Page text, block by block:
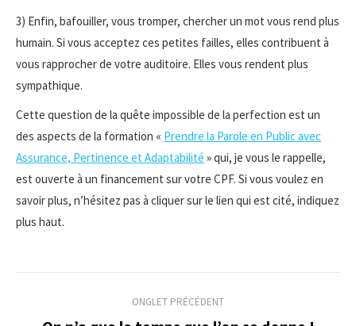
3) Enfin, bafouiller, vous tromper, chercher un mot vous rend plus
humain. Si vous acceptez ces petites failles, elles contribuent à
vous rapprocher de votre auditoire. Elles vous rendent plus
sympathique.
Cette question de la quête impossible de la perfection est un
des aspects de la formation « Prendre la Parole en Public avec
Assurance, Pertinence et Adaptabilité » qui, je vous le rappelle,
est ouverte à un financement sur votre CPF. Si vous voulez en
savoir plus, n’hésitez pas à cliquer sur le lien qui est cité, indiquez
plus haut.
ONGLET PRÉCÉDENT